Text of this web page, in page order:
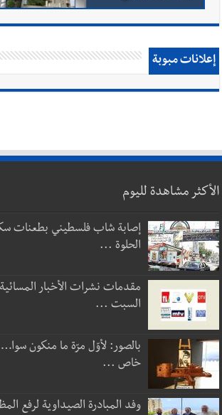
إعلانات مبوبة
الأكثر مشاهدة لليوم
إصابة شاب فلسطيني بطعنات
الحلوة ...
مقدمات نشرات الأخبار
السبت ...
بالصور: لأوّل مرّة ما منكون
خاص ...
وفد المبادرة الصيداوية لرفع